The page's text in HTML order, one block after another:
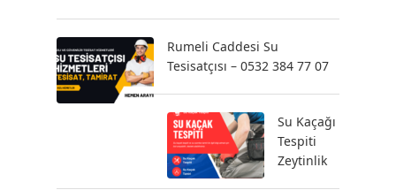
Rumeli Caddesi Su
Tesisatçısı – 0532 384 77 07
Su Kaçağı
Tespiti
Zeytinlik